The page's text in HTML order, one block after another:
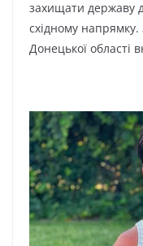
захищати державу
східному напрямку.
Донецької області